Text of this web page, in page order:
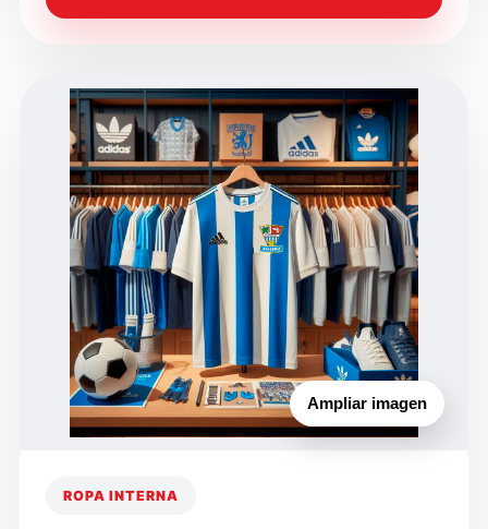
Ampliar imagen
ROPA INTERNA